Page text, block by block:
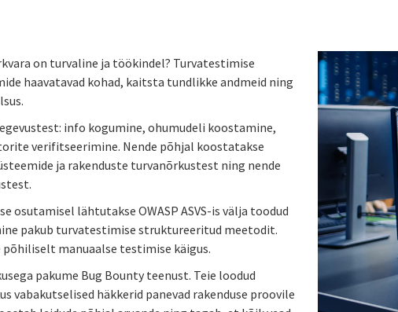
on turvaline ja töökindel? Turvatestimise
haavatavad kohad, kaitsta tundlikke andmeid ning
info kogumine, ohumudeli koostamine,
verifitseerimine. Nende põhjal koostatakse
ja rakenduste turvanõrkustest ning nende
osutamisel lähtutakse OWASP ASVS-is välja toodud
pakub turvatestimise struktureeritud meetodit.
põhiliselt manuaalse testimise käigus.
pakume Bug Bounty teenust. Teie loodud
vabakutselised häkkerid panevad rakenduse proovile